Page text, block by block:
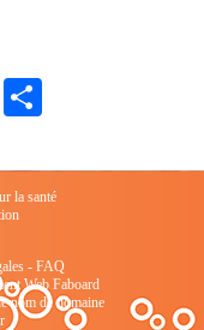
WhatsApp
la santé
- FAQ
Web Faboard
nom de domaine